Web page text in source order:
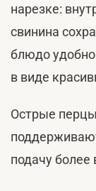
нарезке:
свинина
блюдо удобно
в виде
Острые
подачу более